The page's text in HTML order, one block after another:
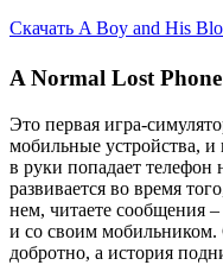
Скачать A Boy and His
A Normal Lost
Это первая игра-
мобильные устройства,
в руки попадает телефон
развивается во время
нем, читаете сообщения
и со своим мобильником.
добротно, а история